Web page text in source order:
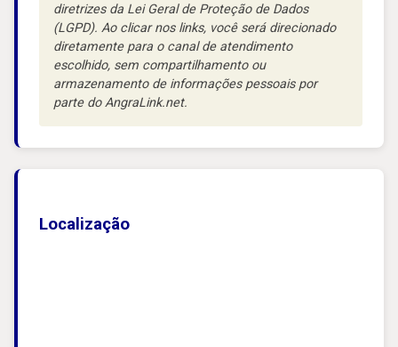
diretrizes da Lei Geral de Proteção de Dados
(LGPD). Ao clicar nos links, você será direcionado
diretamente para o canal de atendimento
escolhido, sem compartilhamento ou
armazenamento de informações pessoais por
parte do AngraLink.net.
Localização